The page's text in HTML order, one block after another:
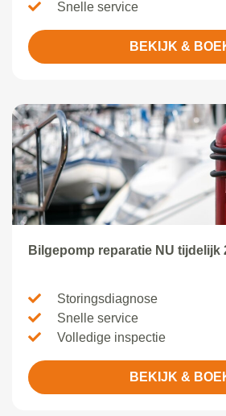
Snelle service
BEKIJK &
Bilgepomp reparatie NU tijdelijk
Storingsdiagnose
Snelle service
Volledige inspectie
BEKIJK &